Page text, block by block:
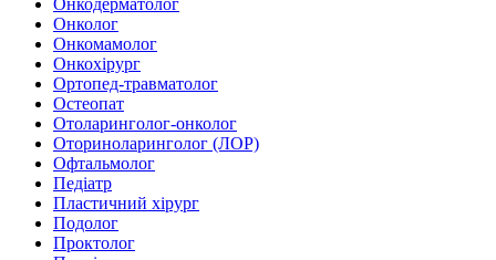
Онколог
Онкомамолог
Онкохірург
Ортопед-травматолог
Остеопат
Отоларинголог-онколог
Оториноларинголог (ЛОР)
Офтальмолог
Педіатр
Пластичний хірург
Подолог
Проктолог